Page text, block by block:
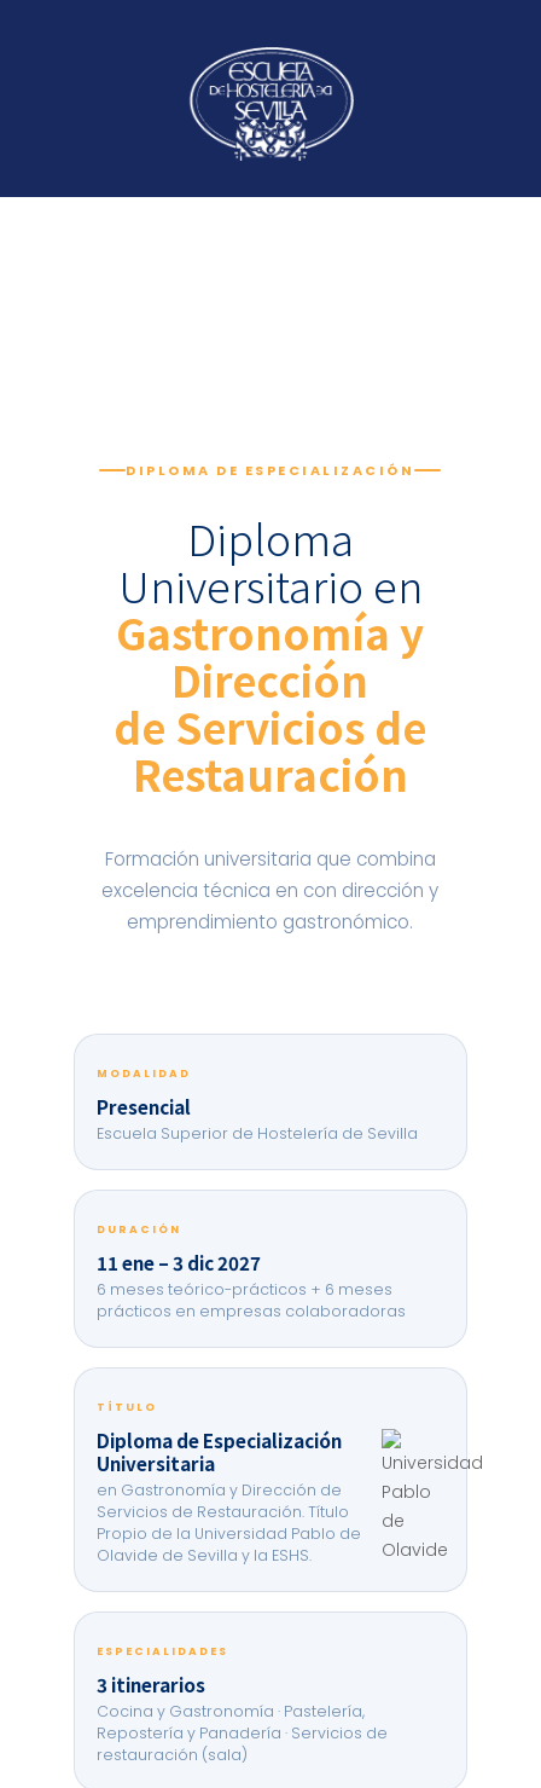
DIPLOMA DE ESPECIALIZACIÓN
Diploma
Universitario en
Gastronomía y
Dirección
de Servicios de
Restauración
Formación universitaria que combina
excelencia técnica en con dirección y
emprendimiento gastronómico.
MODALIDAD
Presencial
Escuela Superior de Hostelería de Sevilla
DURACIÓN
11 ene – 3 dic 2027
6 meses teórico-prácticos + 6 meses
prácticos en empresas colaboradoras
TÍTULO
Diploma de Especialización
Universitaria
en Gastronomía y Dirección de
Servicios de Restauración. Título
Propio de la Universidad Pablo de
Olavide de Sevilla y la ESHS.
ESPECIALIDADES
3 itinerarios
Cocina y Gastronomía · Pastelería,
Repostería y Panadería · Servicios de
restauración (sala)